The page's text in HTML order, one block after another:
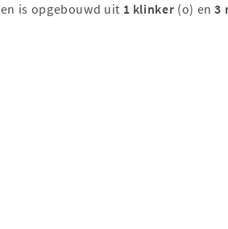
en is opgebouwd uit 1 klinker (o) en3